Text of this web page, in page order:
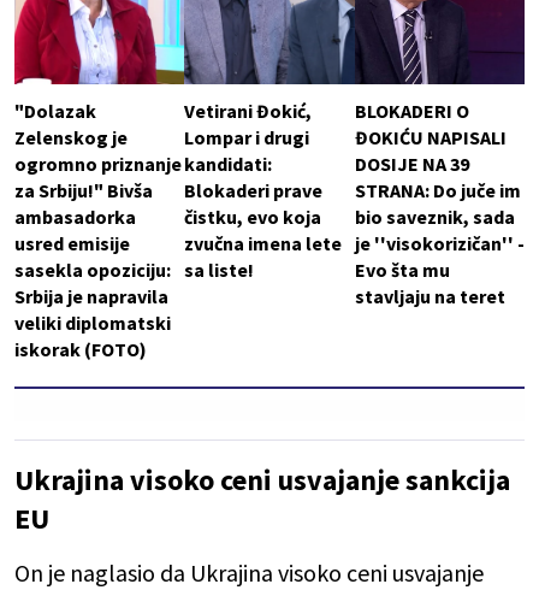
"Dolazak
Zelenskog je
ogromno priznanje
za Srbiju!" Bivša
ambasadorka
usred emisije
sasekla opoziciju:
Srbija je napravila
veliki diplomatski
iskorak (FOTO)
Vetirani Đokić,
Lompar i drugi
kandidati:
Blokaderi prave
čistku, evo koja
zvučna imena lete
sa liste!
BLOKADERI O
ĐOKIĆU NAPISALI
DOSIJE NA 39
STRANA: Do juče im
bio saveznik, sada
je ''visokorizičan'' -
Evo šta mu
stavljaju na teret
Ukrajina visoko ceni usvajanje sankcija
EU
On je naglasio da Ukrajina visoko ceni usvajanje